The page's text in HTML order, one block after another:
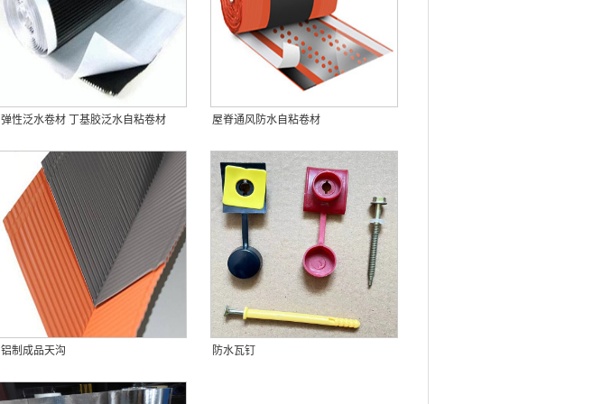
弹性泛水卷材 丁基胶泛水自粘卷材 屋脊通风防水自粘卷材
铝制成品天沟 防水瓦钉